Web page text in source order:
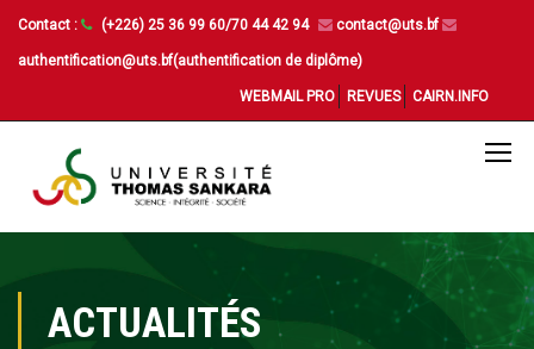
Contact : (+226) 25 36 99 60/70 44 42 94 contact@uts.bf
authentification@uts.bf(authentification de diplôme)
WEBMAIL PRO REVUES CAIRN.INFO
ACTUALITÉS